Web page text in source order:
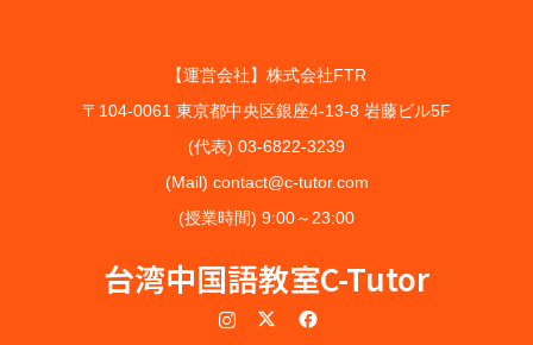
【運営会社】株式会社FTR
〒104-0061 東京都中央区銀座4-13-8 岩藤ビル5F
(代表) 03-6822-3239
(Mail) contact@c-tutor.com
(授業時間) 9:00～23:00
台湾中国語教室C-Tutor